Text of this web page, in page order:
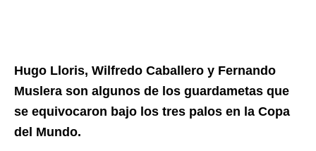
Hugo Lloris, Wilfredo Caballero y Fernando
Muslera son algunos de los guardametas que
se equivocaron bajo los tres palos en la Copa
del Mundo.